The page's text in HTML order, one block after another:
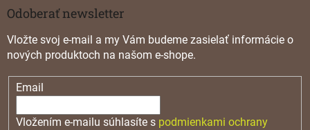
Odoberať newsletter
Vložte svoj e-mail a my Vám budeme zasielať informácie o
nových produktoch na našom e-shope.
Email
Vložením e-mailu súhlasíte s podmienkami ochrany